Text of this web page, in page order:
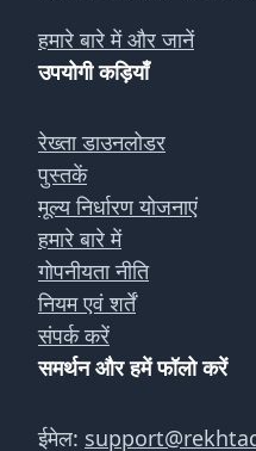
हमारे बारे में और जानें
उपयोगी कड़ियाँ
रेख्ता डाउनलोडर
पुस्तकें
मूल्य निर्धारण योजनाएं
हमारे बारे में
गोपनीयता नीति
नियम एवं शर्तें
संपर्क करें
समर्थन और हमें फॉलो करें
ईमेल: